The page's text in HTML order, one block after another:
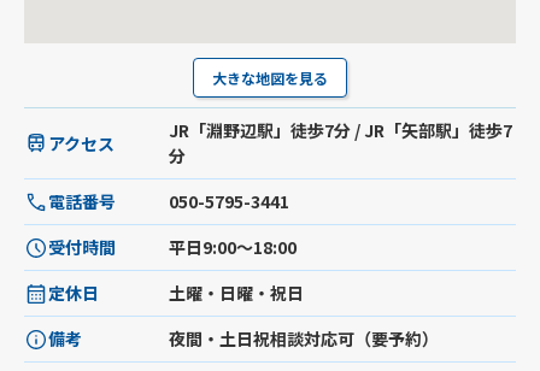
大きな地図を見る
アクセス
JR「淵野辺駅」徒歩7分 / JR「矢部駅」徒歩7
分
電話番号
050-5795-3441
受付時間
平日9:00〜18:00
定休日
土曜・日曜・祝日
備考
夜間・土日祝相談対応可（要予約）